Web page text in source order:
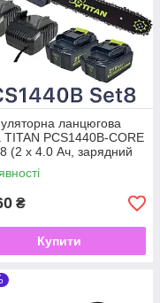
ланцюгова
TITAN PCS1440B-CORE
(2 х 4.0 Ач, зарядний
х 2)
₴
Купити